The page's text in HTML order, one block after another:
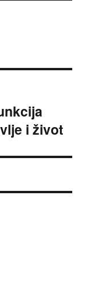
i život